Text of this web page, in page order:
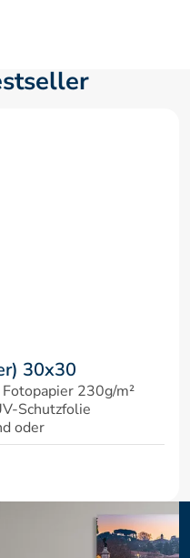
30x30
230g/m²
Schutzfolie
oder